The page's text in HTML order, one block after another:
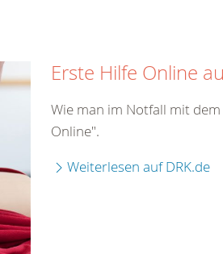
Erste Hilfe Online
Wie man im Notfall mit
Online".
Weiterlesen auf DRK.de